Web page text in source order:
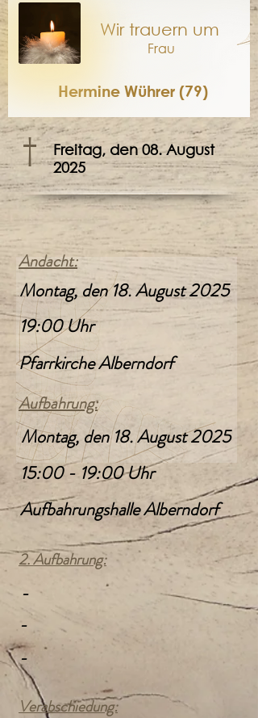
Wir trauern um
Hermine Wührer (79)
Frau
Freitag, den 08. August
2025
†
Andacht:
Montag, den 18. August 2025
19:00 Uhr
Pfarrkirche Alberndorf
Aufbahrung:
Montag, den 18. August 2025
15:00 - 19:00 Uhr
Aufbahrungshalle Alberndorf
2. Aufbahrung:
-
-
-
Verabschiedung: